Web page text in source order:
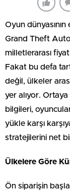
Oyun
Grand Theft Auto
milletlerarası
Fakat bu defa
değil, ülkeler
yer alıyor. Ortaya
bilgileri,
yükle karşı
stratejilerini net
Ülkelere Göre
Ön siparişin